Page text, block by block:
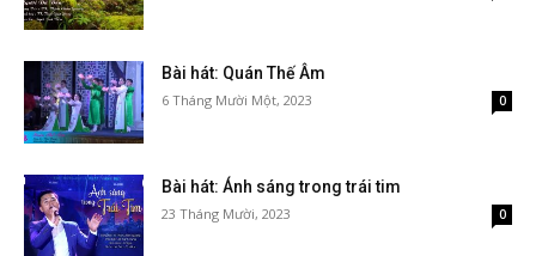
Bài hát: Quán Thế Âm
6 Tháng Mười Một, 2023 0
Bài hát: Ánh sáng trong trái tim
23 Tháng Mười, 2023 0